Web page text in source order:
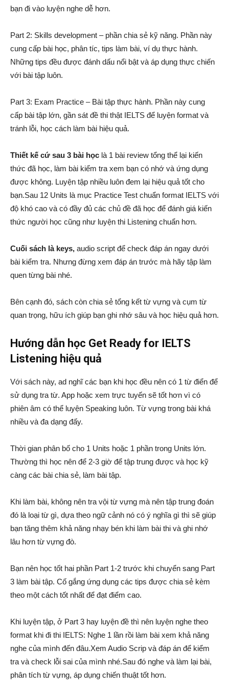
bạn đi vào luyện nghe dễ hơn.
Part 2: Skills development – phần chia sẻ kỹ năng. Phần này
cung cấp bài học, phân tíc, tips làm bài, ví dụ thực hành.
Những tips đều được đánh dấu nổi bật và áp dụng thực chiến
với bài tập luôn.
Part 3: Exam Practice – Bài tập thực hành. Phần này cung
cấp bài tập lớn, gần sát đề thi thật IELTS để luyện format và
tránh lỗi, học cách làm bài hiệu quả.
Thiết kế cứ sau 3 bài học là 1 bài review tổng thể lại kiến
thức đã học, làm bài kiểm tra xem bạn có nhớ và ứng dụng
được không. Luyện tập nhiều luôn đem lại hiệu quả tốt cho
bạn.Sau 12 Units là mục Practice Test chuẩn format IELTS với
độ khó cao và có đầy đủ các chủ đề đã học để đánh giá kiến
thức người học cũng như luyện thi Listening chuẩn hơn.
Cuối sách là keys, audio script để check đáp án ngay dưới
bài kiểm tra. Nhưng đừng xem đáp án trước mà hãy tập làm
quen từng bài nhé.
Bên cạnh đó, sách còn chia sẻ tổng kết từ vựng và cụm từ
quan trọng, hữu ích giúp bạn ghi nhớ sâu và học hiệu quả hơn.
Hướng dẫn học Get Ready for IELTS
Listening hiệu quả
Với sách này, ad nghĩ các bạn khi học đều nên có 1 từ điển để
sử dụng tra từ. App hoặc xem trực tuyến sẽ tốt hơn vì có
phiên âm có thể luyện Speaking luôn. Từ vựng trong bài khá
nhiều và đa dạng đấy.
Thời gian phân bố cho 1 Units hoặc 1 phần trong Units lớn.
Thường thì học nên để 2-3 giờ để tập trung được và học kỹ
càng các bài chia sẻ, làm bài tập.
Khi làm bài, không nên tra vội từ vựng mà nên tập trung đoán
đó là loại từ gì, dựa theo ngữ cảnh nó có ý nghĩa gì thì sẽ giúp
bạn tăng thêm khả năng nhạy bén khi làm bài thi và ghi nhớ
lâu hơn từ vựng đò.
Bạn nên học tốt hai phần Part 1-2 trước khi chuyển sang Part
3 làm bài tập. Cố gắng ứng dụng các tips được chia sẻ kèm
theo một cách tốt nhất để đạt điểm cao.
Khi luyện tập, ở Part 3 hay luyện đề thì nên luyện nghe theo
format khi đi thi IELTS: Nghe 1 lần rồi làm bài xem khả năng
nghe của mình đến đâu.Xem Audio Scrip và đáp án để kiểm
tra và check lỗi sai của mình nhé.Sau đó nghe và làm lại bài,
phân tích từ vựng, áp dụng chiến thuật tốt hơn.